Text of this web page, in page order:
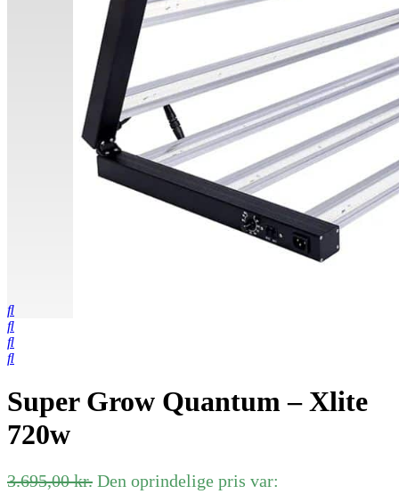
Super Grow Quantum – Xlite
720w
3.695,00kr. Den oprindelige pris var: